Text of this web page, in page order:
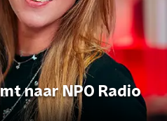
naar NPO Radio